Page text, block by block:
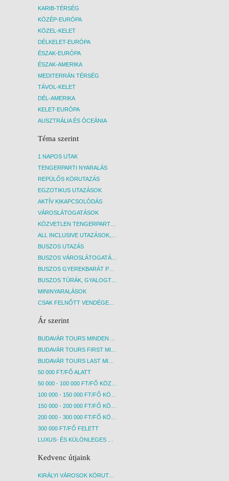
KARIB-TÉRSÉG
KÖZÉP-EURÓPA
KÖZEL-KELET
DÉLKELET-EURÓPA
ÉSZAK-EURÓPA
ÉSZAK-AMERIKA
MEDITERRÁN TÉRSÉG
TÁVOL-KELET
DÉL-AMERIKA
KELET-EURÓPA
AUSZTRÁLIA ÉS ÓCEÁNIA
Téma szerint
1 NAPOS UTAK
TENGERPARTI NYARALÁS
REPÜLŐS KÖRUTAZÁS
EGZOTIKUS UTAZÁSOK
AKTÍV KIKAPCSOLÓDÁS
VÁROSLÁTOGATÁSOK
KÖZVETLEN TENGERPARTI SZÁLLÁSOK
ALL INCLUSIVE UTAZÁSOK, NYARALÁSOK
BUSZOS UTAZÁS
BUSZOS VÁROSLÁTOGATÁSOK
BUSZOS GYEREKBARÁT PROGRAMOK
BUSZOS TÚRÁK, GYALOGTÚRÁK
MININYARALÁSOK
CSAK FELNŐTT VENDÉGEKET FOGADÓ SZÁLLÁSOK
Ár szerint
BUDAVÁR TOURS MINDEN AKCIÓS ÚT
BUDAVÁR TOURS FIRST MINUTE AKCIÓS UTAK
BUDAVÁR TOURS LAST MINUTE AKCIÓS UTAK
50 000 FT/FŐ ALATT
50 000 - 100 000 FT/FŐ KÖZÖTT
100 000 - 150 000 FT/FŐ KÖZÖTT
150 000 - 200 000 FT/FŐ KÖZÖTT
200 000 - 300 000 FT/FŐ KÖZÖTT
300 000 FT/FŐ FELETT
LUXUS- ÉS KÜLÖNLEGES UTAK
Kedvenc útjaink
KIRÁLYI VÁROSOK KÖRUTAZÁS KÖZVETLEN REPÜLŐJÁRATTAL - BUDAPEST, REPÜLŐ